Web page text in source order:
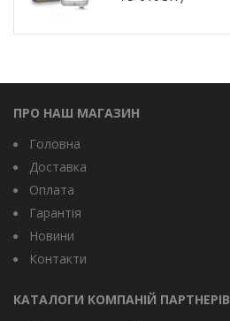
ПРО НАШ МАГАЗИН
Головна
Доставка
Оплата
Гарантія
Новини
Контакти
КАТАЛОГИ КОМПАНІЙ ПАРТНЕРІВ